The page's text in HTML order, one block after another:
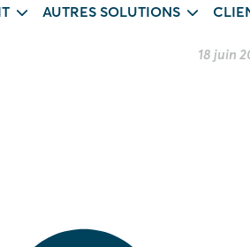
AUTRES SOLUTIONS
18 juin